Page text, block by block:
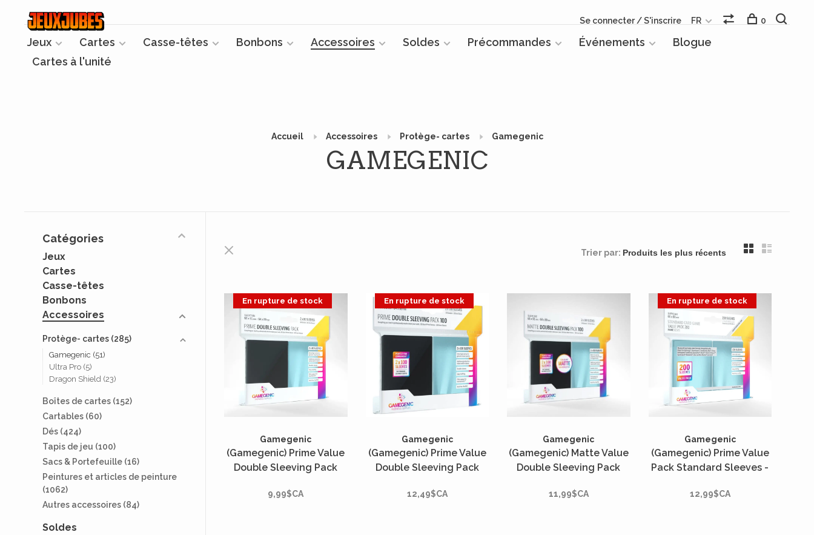
Jeux Cartes Casse-têtes Bonbons Accessoires Soldes Précommandes Événements
Blogue
Cartes à l'unité
Se connecter / S'inscrire FR 0
Accueil Accessoires Protège- cartes Gamegenic
GAMEGENIC
Catégories
Jeux
Cartes
Casse-têtes
Bonbons
Accessoires
Protège- cartes (285)
Gamegenic (51)
Ultra Pro (5)
Dragon Shield (23)
Boîtes de cartes (152)
Cartables (60)
Dés (424)
Tapis de jeu (100)
Sacs & Portefeuille (16)
Peintures et articles de peinture
(1062)
Autres accessoires (84)
Soldes
Trier par:
En rupture de stock
Gamegenic
(Gamegenic) Prime Value
Double Sleeving Pack
2x80 Unités - 66mm x
9,99$CA
En rupture de stock
Gamegenic
(Gamegenic) Prime Value
Double Sleeving Pack
2x100 Unités - 66mm x
12,49$CA
Gamegenic
(Gamegenic) Matte Value
Double Sleeving Pack
2x100 Unités - 66mm x
11,99$CA
En rupture de stock
Gamegenic
(Gamegenic) Prime Value
Pack Standard Sleeves -
91mm*
12,99$CA